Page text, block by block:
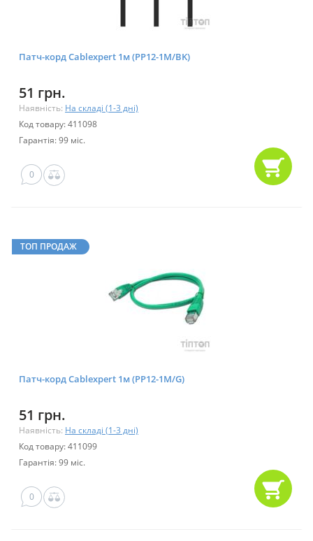
Патч-корд Cablexpert 1м (PP12-1M/BK)
51 грн.
Наявність: На складі (1-3 дні)
Код товару: 411098
Гарантія: 99 міс.
0
ТОП ПРОДАЖ
Патч-корд Cablexpert 1м (PP12-1M/G)
51 грн.
Наявність: На складі (1-3 дні)
Код товару: 411099
Гарантія: 99 міс.
0